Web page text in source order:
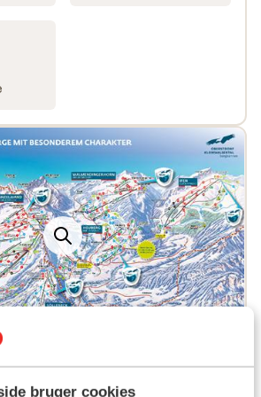
bruger cookies
din skiferie i Kleinwalsertal eller et
midt i det travle centrum eller et
der er udstyret med
enhver smag i Kleinwalsertal
også et bredt udvalg af
Hvad synes du f.eks. om:
det velholdte Lejlighedshotel